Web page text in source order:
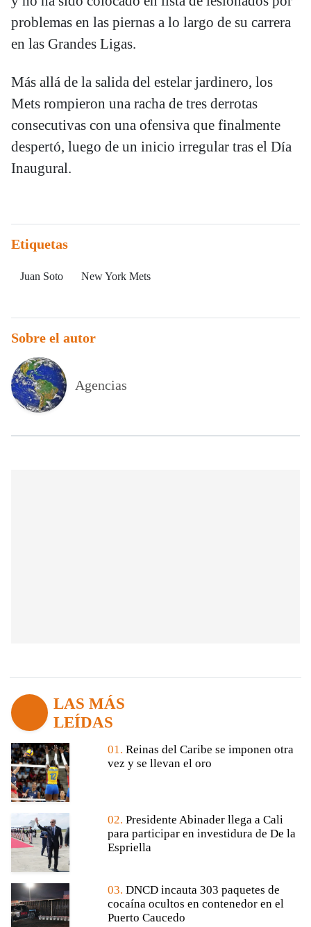
problemas en las piernas a lo largo de su carrera
en las Grandes Ligas.
Más allá de la salida del estelar jardinero, los
Mets rompieron una racha de tres derrotas
consecutivas con una ofensiva que finalmente
despertó, luego de un inicio irregular tras el Día
Inaugural.
Etiquetas
Juan Soto New York Mets
Sobre el autor
Agencias
LAS MÁS
LEÍDAS
01. Reinas del Caribe se imponen otra
vez y se llevan el oro
02. Presidente Abinader llega a Cali
para participar en investidura de De la
Espriella
03. DNCD incauta 303 paquetes de
cocaína ocultos en contenedor en el
Puerto Caucedo